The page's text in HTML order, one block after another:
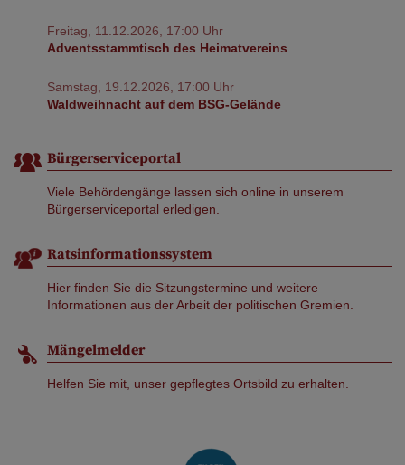
Freitag, 11.12.2026, 17:00 Uhr
Adventsstammtisch des Heimatvereins
Samstag, 19.12.2026, 17:00 Uhr
Waldweihnacht auf dem BSG-Gelände
Bürgerserviceportal
Viele Behördengänge lassen sich online in unserem
Bürgerserviceportal erledigen.
Ratsinformationssystem
Hier finden Sie die Sitzungstermine und weitere
Informationen aus der Arbeit der politischen Gremien.
Mängelmelder
Helfen Sie mit, unser gepflegtes Ortsbild zu erhalten.